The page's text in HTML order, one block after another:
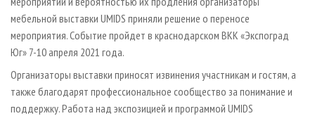
ДЕРЕВЯННОЕ ДОМОСТРОЕНИЕ
ПРОИЗВОДСТВО МЕБЕЛИ
БИОЭНЕРГЕТИКА
ЦБП
ИНСТРУМЕНТ И МАТЕРИАЛЫ
ОФИЦИАЛЬНЫЕ ДЕЛЕГАЦИИ
ПРИОРИТЕТНЫЕ ИНВЕСТПРОЕКТЫ
RUSSIAN FORESTRY REVIEW
ГАЗЕТА ЛЕСПРОМФОРУМ
БИБЛИОТЕКА СПЕЦИАЛИСТА
мебельной выставки UMIDS приняли решение о переносе
мероприятия. Событие пройдет в краснодарском ВКК «Экспоград
Юг» 7-10 апреля 2021 года.
Организаторы выставки приносят извинения участникам и гостям, а
также благодарят профессиональное сообщество за понимание и
поддержку. Работа над экспозицией и программой UMIDS